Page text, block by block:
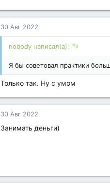
30 Авг 2022
nobody написал(а):
Я бы советовал практики
Только так. Ну с умом
30 Авг 2022
Занимать деньги)